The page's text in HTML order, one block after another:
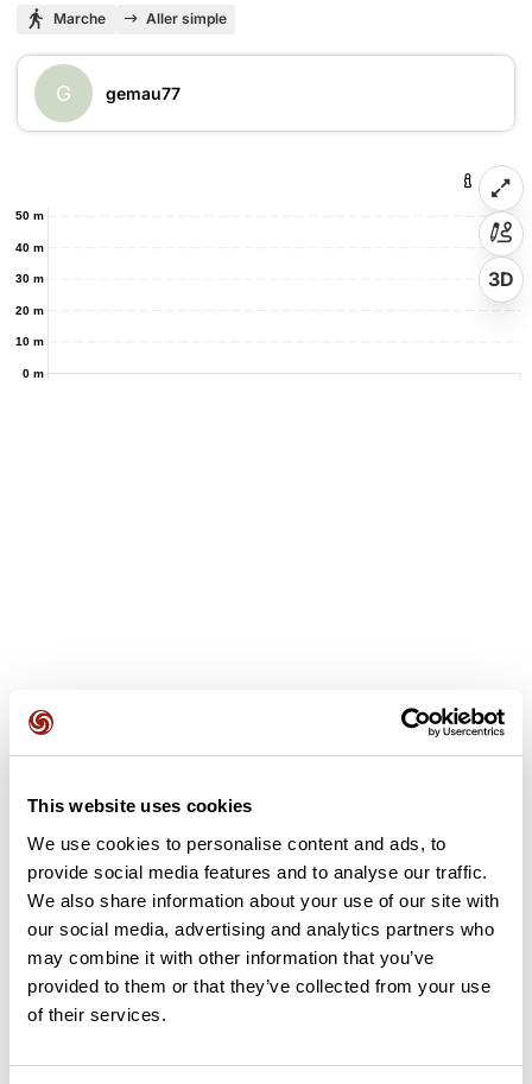
This website uses cookies
We use cookies to personalise content and ads, to
provide social media features and to analyse our traffic.
We also share information about your use of our site with
our social media, advertising and analytics partners who
may combine it with other information that you’ve
provided to them or that they’ve collected from your use
of their services.
Marche Aller simple
G gemau77
0 m
10 m
20 m
30 m
40 m
50 m
3D
Avis des utilisateurs
Soyez le premier à ajouter un avis !
Ajouter un avis